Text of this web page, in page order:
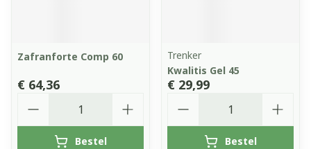
Zafranforte Comp 60
€ 64,36
Bestel
Trenker
Kwalitis Gel 45
€ 29,99
Bestel